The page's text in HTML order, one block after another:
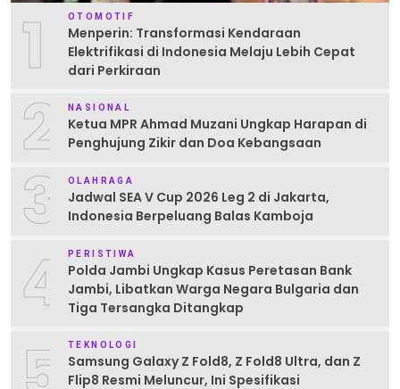
1 OTOMOTIF
Menperin: Transformasi Kendaraan
Elektrifikasi di Indonesia Melaju Lebih Cepat
dari Perkiraan
2 NASIONAL
Ketua MPR Ahmad Muzani Ungkap Harapan di
Penghujung Zikir dan Doa Kebangsaan
3 OLAHRAGA
Jadwal SEA V Cup 2026 Leg 2 di Jakarta,
Indonesia Berpeluang Balas Kamboja
4 PERISTIWA
Polda Jambi Ungkap Kasus Peretasan Bank
Jambi, Libatkan Warga Negara Bulgaria dan
Tiga Tersangka Ditangkap
TEKNOLOGI
Samsung Galaxy Z Fold8, Z Fold8 Ultra, dan Z
Flip8 Resmi Meluncur, Ini Spesifikasi